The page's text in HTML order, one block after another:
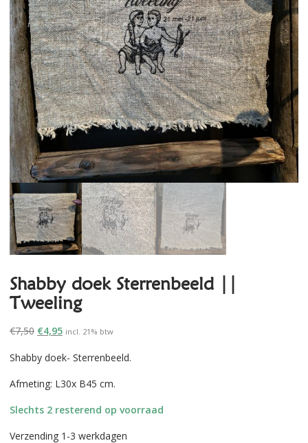
Shabby doek Sterrenbeeld ||
Tweeling
€7,50 Oorspronkelijke
was:
€4,95Huidige
is:
incl. 21% btw
Shabby doek- Sterrenbeeld.
Afmeting: L30x B45 cm.
Slechts 2 resterend op voorraad
Verzending 1-3 werkdagen